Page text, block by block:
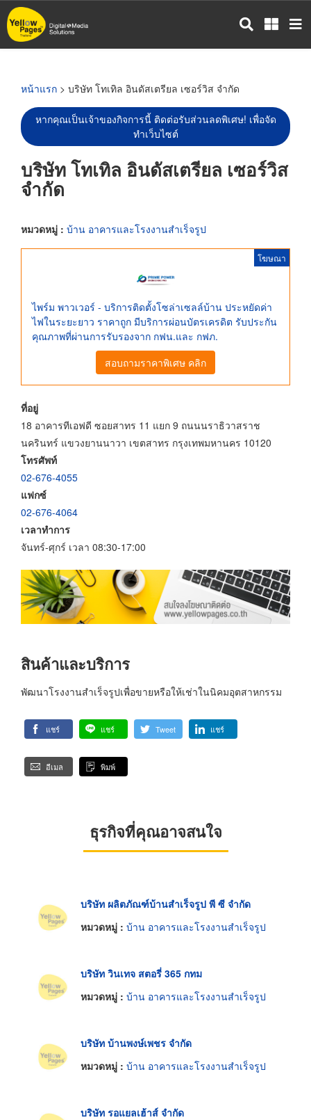
ข้าม
ไป
หน้าแรก > บริษัท โทเทิล อินดัสเตรียล เซอร์วิส จำกัด
หากคุณเป็นเจ้าของกิจการนี้ ติดต่อรับส่วนลดพิเศษ! เพื่อจัด
ทำเว็บไซต์
บริษัท โทเทิล อินดัสเตรียล เซอร์วิส
จำกัด
หมวดหมู่ : บ้าน อาคารและโรงงานสำเร็จรูป
โฆษณา
ไพร์ม พาวเวอร์ - บริการติดตั้งโซล่าเซลล์บ้าน ประหยัดค่า
ไฟในระยะยาว ราคาถูก มีบริการผ่อนบัตรเครดิต รับประกัน
คุณภาพที่ผ่านการรับรองจาก กฟน.และ กฟภ.
สอบถามราคาพิเศษ คลิก
ที่อยู่
18 อาคารทีเอฟดี ซอยสาทร 11 แยก 9 ถนนนราธิวาสราช
นครินทร์ แขวงยานนาวา เขตสาทร กรุงเทพมหานคร 10120
โทรศัพท์
02-676-4055
แฟกซ์
02-676-4064
เวลาทำการ
จันทร์-ศุกร์ เวลา 08:30-17:00
สินค้าและบริการ
พัฒนาโรงงานสำเร็จรูปเพื่อขายหรือให้เช่าในนิคมอุตสาหกรรม
แชร์ แชร์ Tweet แชร์
อีเมล พิมพ์
ธุรกิจที่คุณอาจสนใจ
บริษัท ผลิตภัณฑ์บ้านสำเร็จรูป พี ซี จำกัด
หมวดหมู่ : บ้าน อาคารและโรงงานสำเร็จรูป
บริษัท วินเทจ สตอรี่ 365 กทม
หมวดหมู่ : บ้าน อาคารและโรงงานสำเร็จรูป
บริษัท บ้านพงษ์เพชร จำกัด
หมวดหมู่ : บ้าน อาคารและโรงงานสำเร็จรูป
บริษัท รอแยลเฮ้าส์ จำกัด